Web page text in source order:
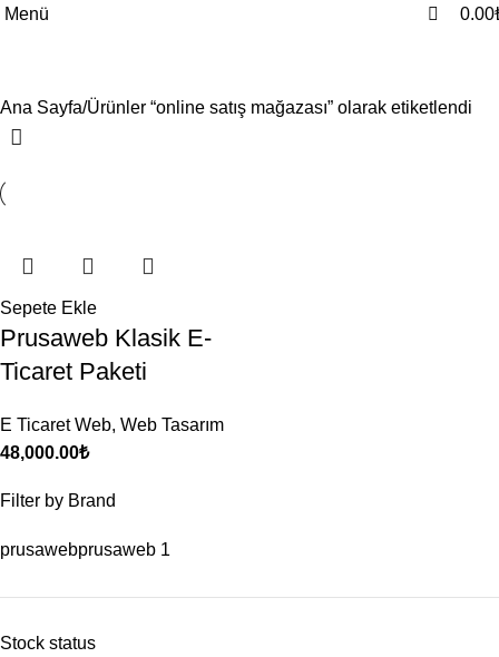
Menü 0.00
Filter by Brand
prusawebprusaweb 1
Stock status
Ana Sayfa Ürünler “online satış mağazası” olarak etiketlendi
Sepete Ekle
Prusaweb Klasik E-
Ticaret Paketi
E Ticaret Web, Web Tasarım
48,000.00₺